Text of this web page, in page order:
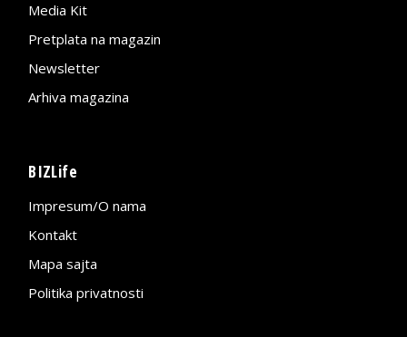
Media Kit
Pretplata na magazin
Newsletter
Arhiva magazina
BIZLife
Impresum/O nama
Kontakt
Mapa sajta
Politika privatnosti